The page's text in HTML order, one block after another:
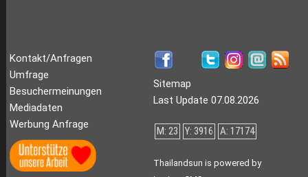
Kontakt/Anfragen
Umfrage
Besuchermeinungen
Mediadaten
Werbung Anfrage
Sitemap
Last Update 07.08.2026
M: 23 Y: 3916 A: 17174
Thailandsun is powered by